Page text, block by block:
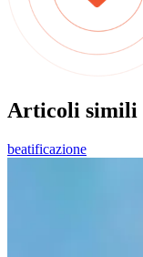
Articoli simili
beatificazione